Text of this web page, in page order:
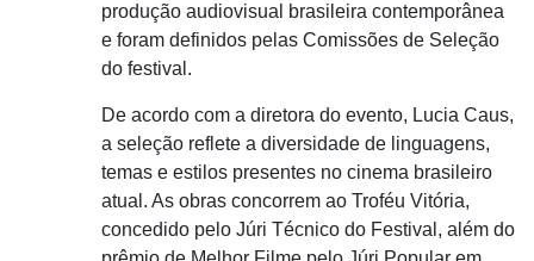
produção audiovisual brasileira contemporânea
e foram definidos pelas Comissões de Seleção
do festival.
De acordo com a diretora do evento, Lucia Caus,
a seleção reflete a diversidade de linguagens,
temas e estilos presentes no cinema brasileiro
atual. As obras concorrem ao Troféu Vitória,
concedido pelo Júri Técnico do Festival, além do